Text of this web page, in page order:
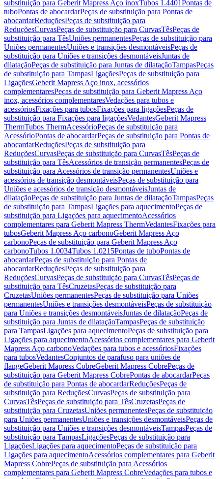
substituição para Geberit Mapress Aço inoxTubos 1.4401Pontas de
tuboPontas de abocardarPeças de substituição para Pontas de
abocardarReduçõesPeças de substituição para
ReduçõesCurvasPeças de substituição para CurvasTêsPeças de
substituição para TêsUniões permanentesPeças de substituição para
Uniões permanentesUniões e transições desmontáveisPeças de
substituição para Uniões e transições desmontáveisJuntas de
dilataçãoPeças de substituição para Juntas de dilataçãoTampasPeças
de substituição para TampasLigaçõesPeças de substituição para
LigaçõesGeberit Mapress Aço inox, acessórios
complementaresPeças de substituição para Geberit Mapress Aço
inox, acessórios complementaresVedações para tubos e
acessóriosFixações para tubosFixações para ligaçõesPeças de
substituição para Fixações para ligaçõesVedantesGeberit Mapress
ThermTubos ThermAcessórioPeças de substituição para
AcessórioPontas de abocardarPeças de substituição para Pontas de
abocardarReduçõesPeças de substituição para
ReduçõesCurvasPeças de substituição para CurvasTêsPeças de
substituição para TêsAcessórios de transição permanentesPeças de
substituição para Acessórios de transição permanentesUniões e
acessórios de transição desmontáveisPeças de substituição para
Uniões e acessórios de transição desmontáveisJuntas de
dilataçãoPeças de substituição para Juntas de dilataçãoTampasPeças
de substituição para TampasLigações para aquecimentoPeças de
substituição para Ligações para aquecimentoAcessórios
complementares para Geberit Mapress ThermVedantesFixações para
tubosGeberit Mapress Aço carbonoGeberit Mapress Aço
carbonoPeças de substituição para Geberit Mapress Aço
carbonoTubos 1.0034Tubos 1.0215Pontas de tuboPontas de
abocardarPeças de substituição para Pontas de
abocardarReduçõesPeças de substituição para
ReduçõesCurvasPeças de substituição para CurvasTêsPeças de
substituição para TêsCruzetasPeças de substituição para
CruzetasUniões permanentesPeças de substituição para Uniões
permanentesUniões e transições desmontáveisPeças de substituição
para Uniões e transições desmontáveisJuntas de dilataçãoPeças de
substituição para Juntas de dilataçãoTampasPeças de substituição
para TampasLigações para aquecimentoPeças de substituição para
Ligações para aquecimentoAcessórios complementares para Geberit
Mapress Aço carbonoVedações para tubos e acessóriosFixações
para tubosVedantesConjuntos de parafuso para uniões de
flangeGeberit Mapress CobreGeberit Mapress CobrePeças de
substituição para Geberit Mapress CobrePontas de abocardarPeças
de substituição para Pontas de abocardarReduçõesPeças de
substituição para ReduçõesCurvasPeças de substituição para
CurvasTêsPeças de substituição para TêsCruzetasPeças de
substituição para CruzetasUniões permanentesPeças de substituição
para Uniões permanentesUniões e transições desmontáveisPeças de
substituição para Uniões e transições desmontáveisTampasPeças de
substituição para TampasLigaçõesPeças de substituição para
LigaçõesLigações para aquecimentoPeças de substituição para
Ligações para aquecimentoAcessórios complementares para Geberit
Mapress CobrePeças de substituição para Acessórios
complementares para Geberit Mapress CobreVedações para tubos e